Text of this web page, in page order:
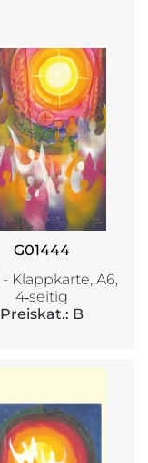
G01444
- Klappkarte, A6,
4‑seitig
Preiskat.: B